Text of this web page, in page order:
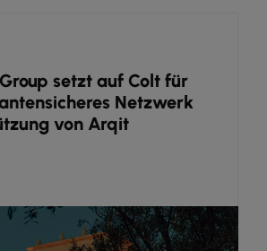
setzt auf Colt für
Netzwerk
von Arqit